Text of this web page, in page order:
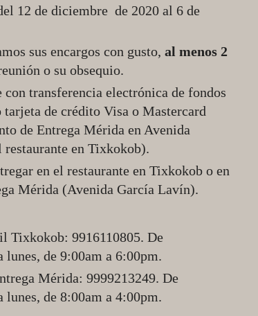
12 de diciembre de 2020 al 6 de
sus encargos con gusto, al menos 2
o su obsequio.
con transferencia electrónica de fondos
de crédito Visa o Mastercard
de Entrega Mérida en Avenida
en Tixkokob).
en el restaurante en Tixkokob o en
Mérida (Avenida García Lavín).
Tixkokob: 9916110805. De
lunes, de 9:00am a 6:00pm.
Mérida: 9999213249. De
lunes, de 8:00am a 4:00pm.